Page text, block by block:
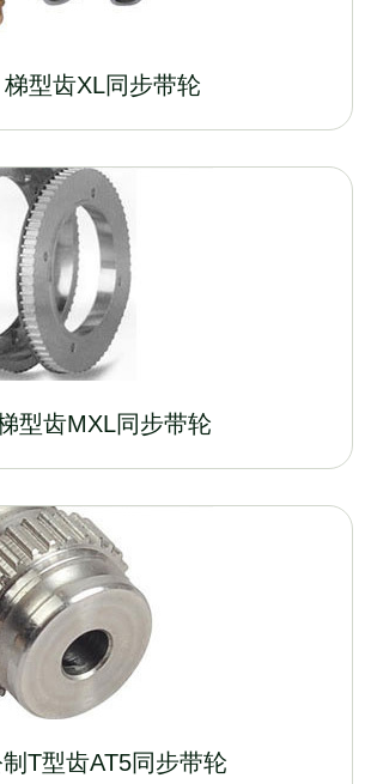
梯型齿XL同步带轮
型齿MXL同步带轮
T型齿AT5同步带轮